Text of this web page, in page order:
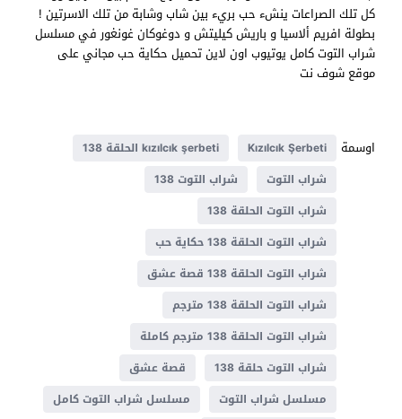
كل تلك الصراعات ينشء حب بريء بين شاب وشابة من تلك الاسرتين !
بطولة افريم ألاسيا و باريش كيليتش و دوغوكان غونغور في مسلسل
شراب التوت كامل يوتيوب اون لاين تحميل حكاية حب مجاني على
موقع شوف نت
اوسمة Kızılcık Şerbeti
kızılcık şerbeti الحلقة 138
شراب التوت
شراب التوت 138
شراب التوت الحلقة 138
شراب التوت الحلقة 138 حكاية حب
شراب التوت الحلقة 138 قصة عشق
شراب التوت الحلقة 138 مترجم
شراب التوت الحلقة 138 مترجم كاملة
شراب التوت حلقة 138
قصة عشق
مسلسل شراب التوت
مسلسل شراب التوت كامل